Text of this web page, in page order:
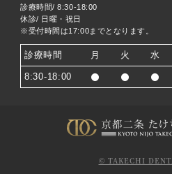
診療時間/ 8:30-18:00
休診/ 日曜・祝日
※受付時間は17:00までとなります。
診療時間 月 火 水
8:30-18:00
© TAKECHI